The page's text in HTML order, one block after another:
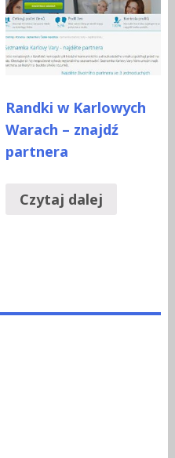
Randki w Karlowych
Warach – znajdź
partnera
Czytaj dalej